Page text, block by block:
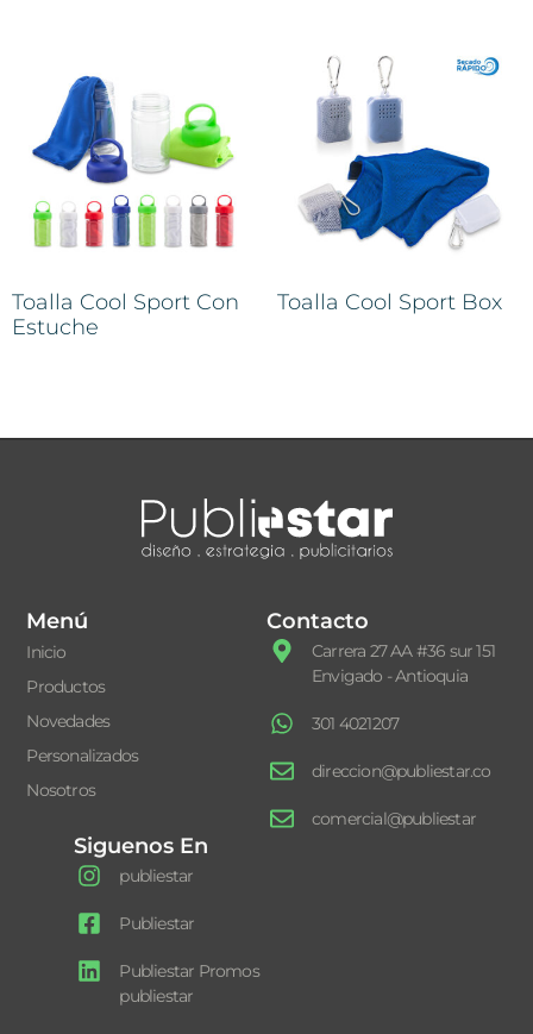
Toalla Cool Sport Con
Estuche
Toalla Cool Sport Box
Menú
Inicio
Productos
Novedades
Personalizados
Nosotros
Contacto
Carrera 27 AA #36 sur 151
Envigado - Antioquia
301 4021207
direccion@publiestar.co
comercial@publiestar
Siguenos En
publiestar
Publiestar
Publiestar Promos
publiestar